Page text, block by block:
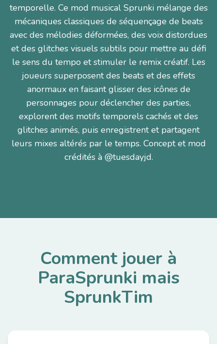
temporelle. Ce mod musical Sprunki mélange des
mécaniques classiques de séquençage de beats
avec des mélodies déformées, des voix distordues
et des glitches visuels subtils pour mettre au défi
le sens du tempo et stimuler le remix créatif. Les
joueurs superposent des beats et des effets
anormaux en faisant glisser des icônes de
personnages pour déclencher des parties,
explorent des motifs temporels cachés et des
glitches animés, puis enregistrent et partagent
leurs mixes altérés par le temps. Concept et mod
crédités à @tuesdayjd.
Comment jouer à
ParaSprunki mais
SprunkTim